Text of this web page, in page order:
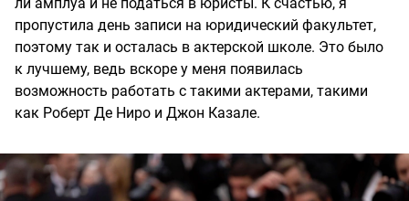
пропустила день записи на юридический факультет,
поэтому так и осталась в актерской школе. Это было
к лучшему, ведь вскоре у меня появилась
возможность работать с такими актерами, такими
как Роберт Де Ниро и Джон Казале.